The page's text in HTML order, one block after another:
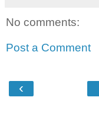
No comments:
Post a Comment
‹